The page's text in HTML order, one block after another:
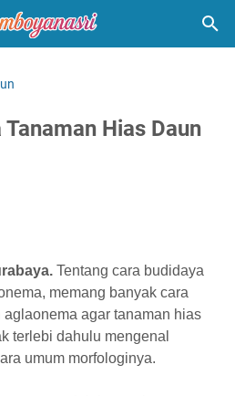
Hias Daun
Tentang cara budidaya
memang banyak cara
agar tanaman hias
terlebi dahulu mengenal
umum morfologinya.